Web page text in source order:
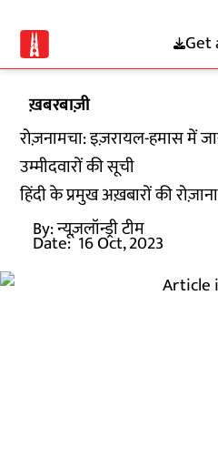
Get
ख़बरबाज़ी
रोज़नामचा: इज़रायल-हमास में
उम्मीदवारों की सूची
हिंदी के प्रमुख अख़बारों की
By:न्यूज़लॉन्ड्री टीम
Date: 16 Oct, 2023